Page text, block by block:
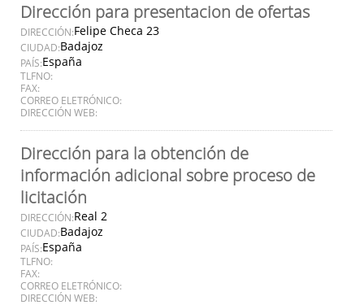
Dirección para presentacion de ofertas
DIRECCIÓN:Felipe Checa 23
CIUDAD:Badajoz
PAÍS:España
TLFNO:
FAX:
CORREO ELETRÓNICO:
DIRECCIÓN WEB:
Dirección para la obtención de
información adicional sobre proceso de
licitación
DIRECCIÓN:Real 2
CIUDAD:Badajoz
PAÍS:España
TLFNO:
FAX:
CORREO ELETRÓNICO:
DIRECCIÓN WEB: